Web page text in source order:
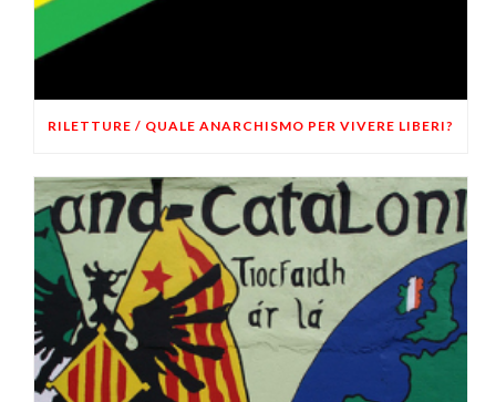
RILETTURE / QUALE ANARCHISMO PER VIVERE LIBERI?